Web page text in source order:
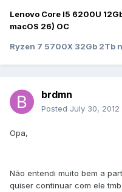
Lenovo Core I5 6200U
macOS 26) OC
Ryzen 7 5700X 32Gb 2Tb
brdmn
Posted July 30, 2012
Opa,
Não entendi muito bem a
quiser continuar com ele